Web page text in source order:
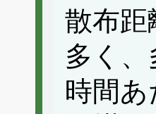
散布
多く
時間